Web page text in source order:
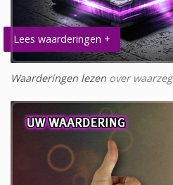
Lees waarderingen +
Waarderingen lezen over